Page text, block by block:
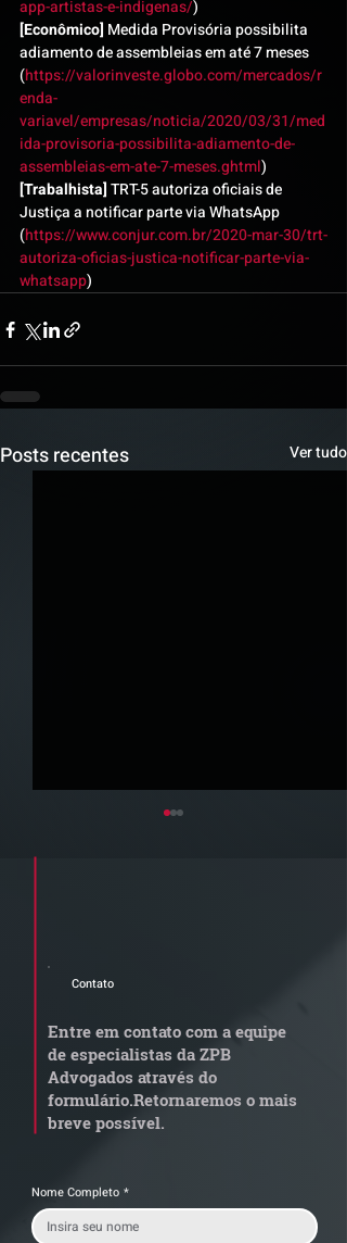
app-artistas-e-indigenas/)
[Econômico] Medida Provisória possibilita
adiamento de assembleias em até 7 meses
(https://valorinveste.globo.com/mercados/r
enda-
variavel/empresas/noticia/2020/03/31/med
ida-provisoria-possibilita-adiamento-de-
assembleias-em-ate-7-meses.ghtml)
[Trabalhista] TRT-5 autoriza oficiais de
Justiça a notificar parte via WhatsApp
(https://www.conjur.com.br/2020-mar-30/trt-
autoriza-oficias-justica-notificar-parte-via-
whatsapp)
Posts recentes Ver tudo
STJ admite
por penosidade e acende
alerta para
transportadoras
Contato
Entre em contato com a equipe
de especialistas da ZPB
Advogados através do
formulário.Retornaremos o mais
breve possível.
Nome Completo *